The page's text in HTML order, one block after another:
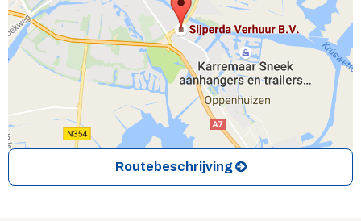
Routebeschrijving